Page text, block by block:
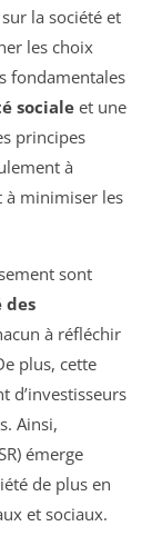
la société et
les choix
fondamentales
socialeet une
principes
à
à minimiser les
sont
des
à réfléchir
plus, cette
d’investisseurs
Ainsi,
émerge
de plus en
et sociaux.